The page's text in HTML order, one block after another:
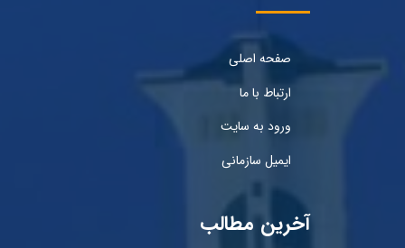
صفحه اصلی
ارتباط با ما
ورود به سایت
ایمیل سازمانی
آخرین مطالب